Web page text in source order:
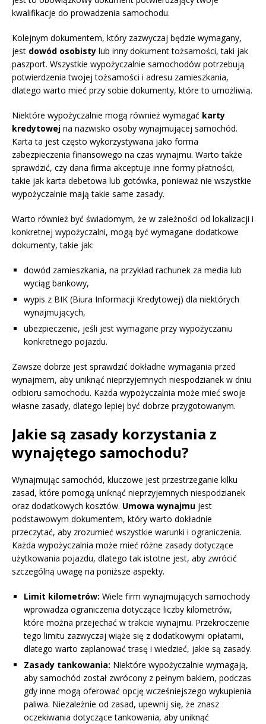
kwalifikacje do prowadzenia samochodu.
Kolejnym dokumentem, który zazwyczaj będzie wymagany,
jest dowód osobisty lub inny dokument tożsamości, taki jak
paszport. Wszystkie wypożyczalnie samochodów potrzebują
potwierdzenia twojej tożsamości i adresu zamieszkania,
dlatego warto mieć przy sobie dokumenty, które to umożliwią.
Niektóre wypożyczalnie mogą również wymagać karty
kredytowej na nazwisko osoby wynajmującej samochód.
Karta ta jest często wykorzystywana jako forma
zabezpieczenia finansowego na czas wynajmu. Warto także
sprawdzić, czy dana firma akceptuje inne formy płatności,
takie jak karta debetowa lub gotówka, ponieważ nie wszystkie
wypożyczalnie mają takie same zasady.
Warto również być świadomym, że w zależności od lokalizacji i
konkretnej wypożyczalni, mogą być wymagane dodatkowe
dokumenty, takie jak:
dowód zamieszkania, na przykład rachunek za media lub
wyciąg bankowy,
wypis z BIK (Biura Informacji Kredytowej) dla niektórych
wynajmujących,
ubezpieczenie, jeśli jest wymagane przy wypożyczaniu
konkretnego pojazdu.
Zawsze dobrze jest sprawdzić dokładne wymagania przed
wynajmem, aby uniknąć nieprzyjemnych niespodzianek w dniu
odbioru samochodu. Każda wypożyczalnia może mieć swoje
własne zasady, dlatego lepiej być dobrze przygotowanym.
Jakie są zasady korzystania z
wynajętego samochodu?
Wynajmując samochód, kluczowe jest przestrzeganie kilku
zasad, które pomogą uniknąć nieprzyjemnych niespodzianek
oraz dodatkowych kosztów. Umowa wynajmu jest
podstawowym dokumentem, który warto dokładnie
przeczytać, aby zrozumieć wszystkie warunki i ograniczenia.
Każda wypożyczalnia może mieć różne zasady dotyczące
użytkowania pojazdu, dlatego tak istotne jest, aby zwrócić
szczególną uwagę na poniższe aspekty.
Limit kilometrów: Wiele firm wynajmujących samochody
wprowadza ograniczenia dotyczące liczby kilometrów,
które można przejechać w trakcie wynajmu. Przekroczenie
tego limitu zazwyczaj wiąże się z dodatkowymi opłatami,
dlatego warto zaplanować trasę i wiedzieć, jakie są zasady.
Zasady tankowania: Niektóre wypożyczalnie wymagają,
aby samochód został zwrócony z pełnym bakiem, podczas
gdy inne mogą oferować opcję wcześniejszego wykupienia
paliwa. Niezależnie od zasad, upewnij się, że znasz
oczekiwania dotyczące tankowania, aby uniknąć